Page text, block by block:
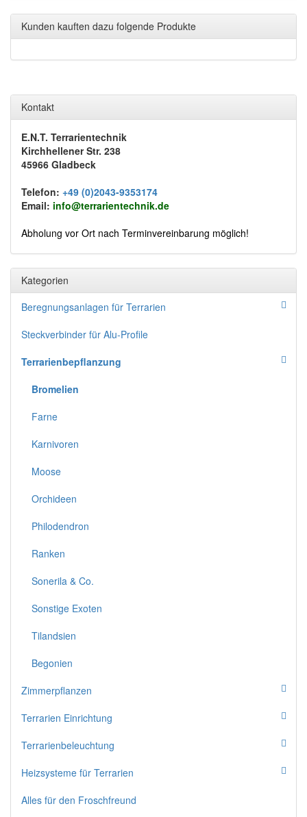
Kunden kauften dazu folgende Produkte
Kontakt
E.N.T. Terrarientechnik
Kirchhellener Str. 238
45966 Gladbeck
Telefon: +49 (0)2043-9353174
Email: info@terrarientechnik.de
Abholung vor Ort nach Terminvereinbarung möglich!
Kategorien
Beregnungsanlagen für Terrarien
Steckverbinder für Alu-Profile
Terrarienbepflanzung
Bromelien
Farne
Karnivoren
Moose
Orchideen
Philodendron
Ranken
Sonerila & Co.
Sonstige Exoten
Tilandsien
Begonien
Zimmerpflanzen
Terrarien Einrichtung
Terrarienbeleuchtung
Heizsysteme für Terrarien
Alles für den Froschfreund